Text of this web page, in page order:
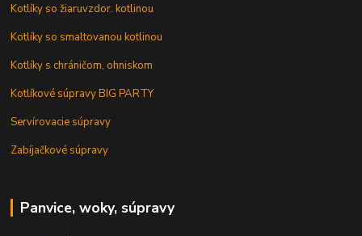
Kotlíky so žiaruvzdor. kotlinou
Kotlíky so smaltovanou kotlinou
Kotlíky s chráničom, ohniskom
Kotlíkové súpravy BIG PARTY
Servírovacie súpravy
Zabíjačkové súpravy
Panvice, woky, súpravy